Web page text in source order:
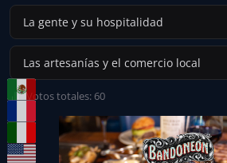
La gente y su hospitalidad
Las artesanías y el comercio local
Votos totales: 60